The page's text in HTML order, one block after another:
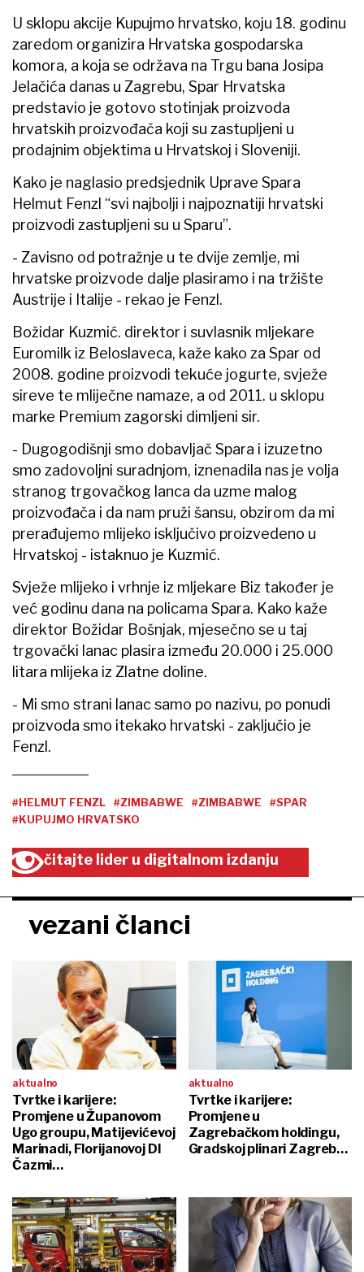
U sklopu akcije Kupujmo hrvatsko, koju 18. godinu
zaredom organizira Hrvatska gospodarska
komora, a koja se održava na Trgu bana Josipa
Jelačića danas u Zagrebu, Spar Hrvatska
predstavio je gotovo stotinjak proizvoda
hrvatskih proizvođača koji su zastupljeni u
prodajnim objektima u Hrvatskoj i Sloveniji.
Kako je naglasio predsjednik Uprave Spara
Helmut Fenzl “svi najbolji i najpoznatiji hrvatski
proizvodi zastupljeni su u Sparu”.
- Zavisno od potražnje u te dvije zemlje, mi
hrvatske proizvode dalje plasiramo i na tržište
Austrije i Italije - rekao je Fenzl.
Božidar Kuzmić. direktor i suvlasnik mljekare
Euromilk iz Beloslaveca, kaže kako za Spar od
2008. godine proizvodi tekuće jogurte, svježe
sireve te mliječne namaze, a od 2011. u sklopu
marke Premium zagorski dimljeni sir.
- Dugogodišnji smo dobavljač Spara i izuzetno
smo zadovoljni suradnjom, iznenadila nas je volja
stranog trgovačkog lanca da uzme malog
proizvođača i da nam pruži šansu, obzirom da mi
prerađujemo mlijeko isključivo proizvedeno u
Hrvatskoj - istaknuo je Kuzmić.
Svježe mlijeko i vrhnje iz mljekare Biz također je
već godinu dana na policama Spara. Kako kaže
direktor Božidar Bošnjak, mjesečno se u taj
trgovački lanac plasira između 20.000 i 25.000
litara mlijeka iz Zlatne doline.
- Mi smo strani lanac samo po nazivu, po ponudi
proizvoda smo itekako hrvatski - zaključio je
Fenzl.
#HELMUT FENZL #ZIMBABWE #ZIMBABWE
#SPAR
#KUPUJMO HRVATSKO
čitajte lider u digitalnom izdanju
vezani članci
aktualno
Tvrtke i karijere:
Promjene u Županovom
Ugo groupu, Matijevićevoj
Marinadi, Florijanovoj DI
Čazmi…
aktualno
Tvrtke i karijere:
Promjene u
Zagrebačkom holdingu,
Gradskoj plinari Zagreb…